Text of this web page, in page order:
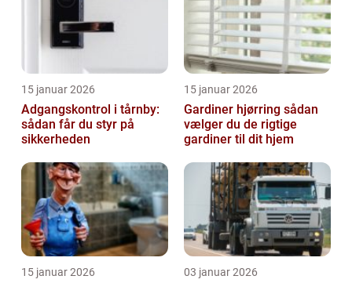
15 januar 2026
Adgangskontrol i tårnby:
sådan får du styr på
sikkerheden
15 januar 2026
Gardiner hjørring sådan
vælger du de rigtige
gardiner til dit hjem
15 januar 2026 03 januar 2026